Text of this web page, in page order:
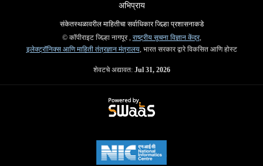
अभिप्राय
संकेतस्थळावरील माहितीचा सर्वाधिकार जिल्हा प्रशासनाकडे
© कॉपीराइट जिल्हा नागपूर , राष्ट्रीय सूचना विज्ञान केंद्र,
इलेक्ट्रॉनिक्स आणि माहिती तंत्रज्ञान मंत्रालय, भारत सरकार द्वारे विकसित आणि होस्ट
शेवटचे अद्यावत: Jul 31, 2026